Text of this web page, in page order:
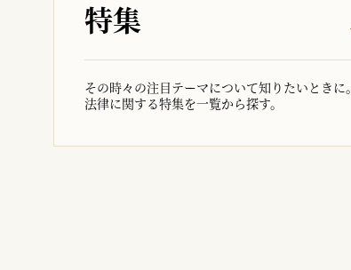
特集
その時々の注目テーマについて知りたいときに。
法律に関する特集を一覧から探す。